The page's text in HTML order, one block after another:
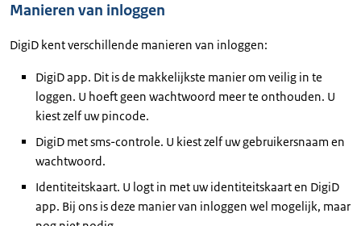
Manieren van inloggen
DigiD kent verschillende manieren van inloggen:
DigiD app. Dit is de makkelijkste manier om veilig in te
loggen. U hoeft geen wachtwoord meer te onthouden. U
kiest zelf uw pincode.
DigiD met sms-controle. U kiest zelf uw gebruikersnaam en
wachtwoord.
Identiteitskaart. U logt in met uw identiteitskaart en DigiD
app. Bij ons is deze manier van inloggen wel mogelijk, maar